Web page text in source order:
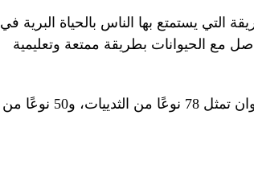
التي يستمتع بها الناس بالحياة البرية في
مع الحيوانات بطريقة ممتعة وتعليمية
تعد حديقة سفاري دبي موطنًا لأكثر من 3000 حيوان تمثل 78 نوعًا من الثدييات، و50 نوعًا من